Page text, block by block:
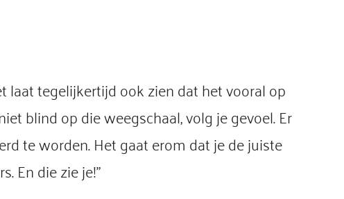
laat tegelijkertijd ook zien dat het vooral op
blind op die weegschaal, volg je gevoel. Er
te worden. Het gaat erom dat je de juiste
En die zie je!”